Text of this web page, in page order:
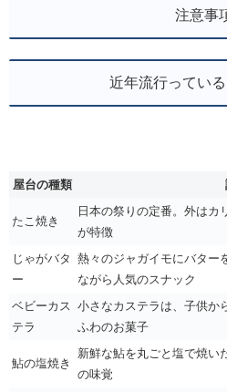
注意事
近年流行ってい
屋台の種類
たこ焼き
日本の祭りの定番。外はカ
が特徴
じゃがバタ
ー
熱々のジャガイモにバター
ながら人気のスナック
ベビーカス
テラ
小さなカステラは、子供か
ふわのお菓子
鮎の塩焼き
新鮮な鮎を丸ごと塩で焼い
の味覚